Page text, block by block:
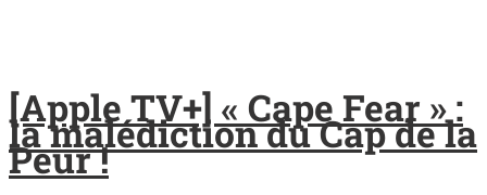
[Apple TV+] « Cape Fear » :
la malédiction du Cap de la
Peur !